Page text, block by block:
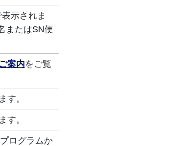
示されま
またはSN便
案内をご覧
す。
す。
ログラムか